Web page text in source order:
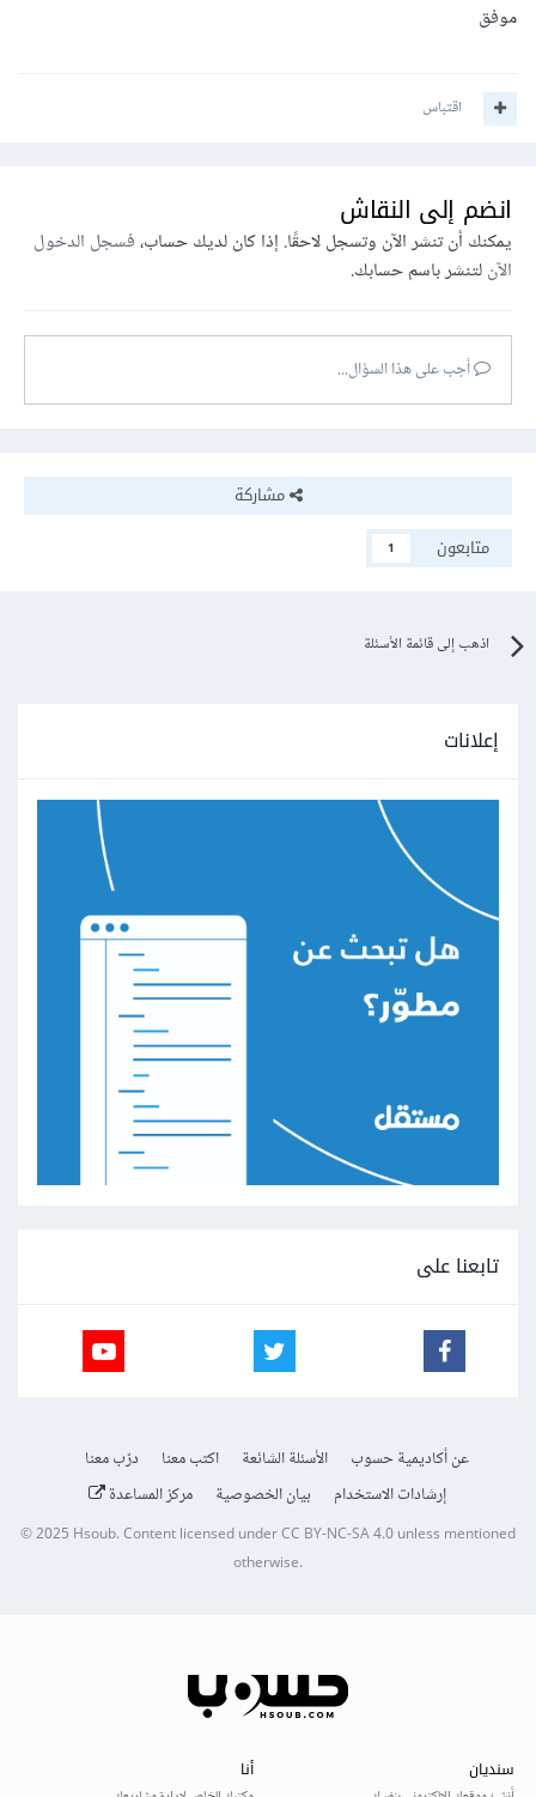
وهل هذه الحزمة تقوم بهذه المهمة ؟
MySql.Server
موفق
اقتباس
انضم إلى النقاش
يمكنك أن تنشر الآن وتسجل لاحقًا. إذا كان لديك حساب،فسجل الدخول
الآنلتنشر باسم حسابك.
أجب على هذا السؤال...
مشاركة
متابعون
1
اذهب إلى قائمة الأسئلة
إعلانات
تابعنا على
عن أكاديمية حسوب الأسئلة الشائعة اكتب معنا
درّب معنا
إرشادات الاستخدام
بيان الخصوصية مركز المساعدة
© 2025Hsoub.Content licensed underCC BY-NC-SA 4.0unless mentioned
otherwise.